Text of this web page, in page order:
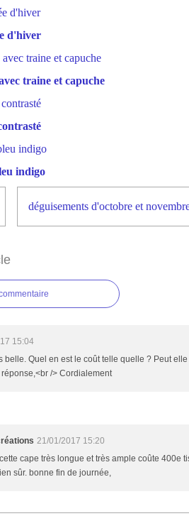
d'hiver
traine et capuche
indigo
15:04
belle. Quel en est le coût telle quelle ? Peut
/> Cordialement
21/01/2017 15:20
cape très longue et très ample coûte 400e
sûr. bonne fin de journée,